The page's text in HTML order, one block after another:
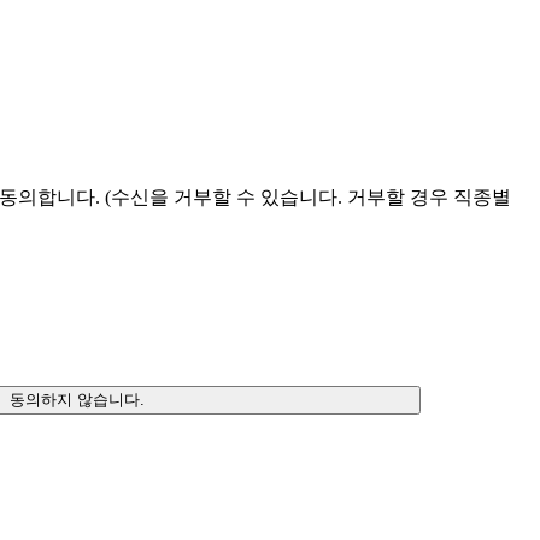
의합니다. (수신을 거부할 수 있습니다. 거부할 경우 직종별
동의하지 않습니다.